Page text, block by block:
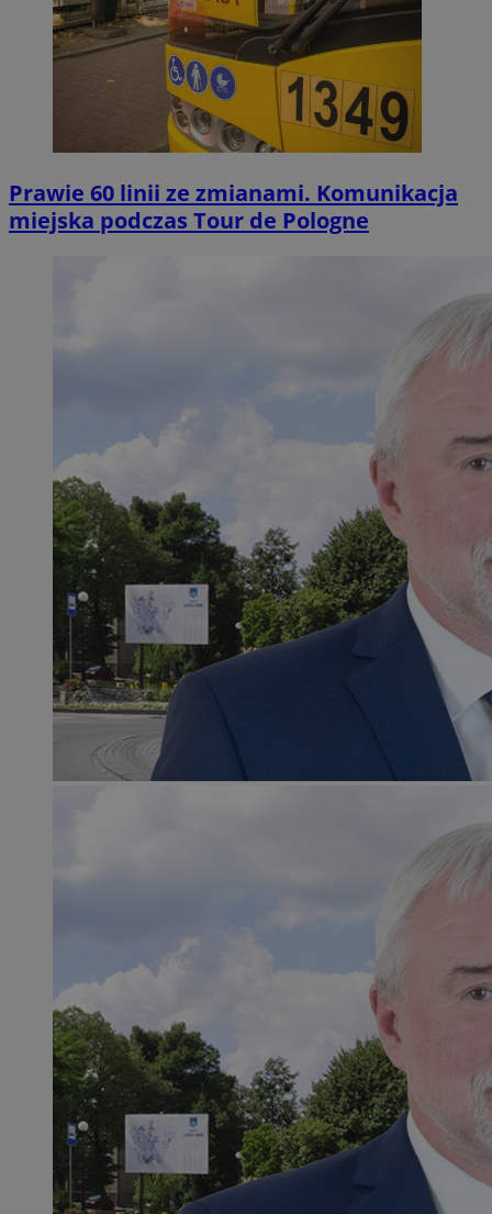
Prawie 60 linii ze zmianami. Komunikacja
miejska podczas Tour de Pologne